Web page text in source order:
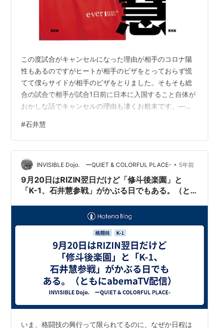
この度試合がキャンセルになった理由が相手のコロナ陽
性もあるのですがヒートが相手のビザをとっておらず慌
てて僕らサイドが相手のビザをとりました。そもそも総
合の試合で相手が試合1日前に日本に入国すること自体が
おかしな話でキャンセルの理由も凄くお粗末です。—
年の僕とチームメイトのサシャ選手への未払いから始ま
り去年のドタキャンで今回の事もあるのでヒートからそ
れなりの誠意がない場合は得意の法的訴訟に移るつもり
です。— Satoshi Ishii | 石井 慧 (@SatoshiIshii) 2022…
#石井慧
INVISIBLE Dojo. ーQUIET & COLORFUL PLACE- • 5年前
9月20日はRIZIN翌日だけど「修斗後楽園」と
「K-1、石井慧参戦」がかぶる日でもある。（と
いま、格闘技の興行って限られてるのに、なぜか日程は